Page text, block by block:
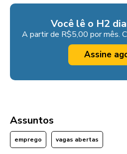
Você lê o H2
A partir de R$5,00 por mês.
Assine
Assuntos
emprego vagas abertas